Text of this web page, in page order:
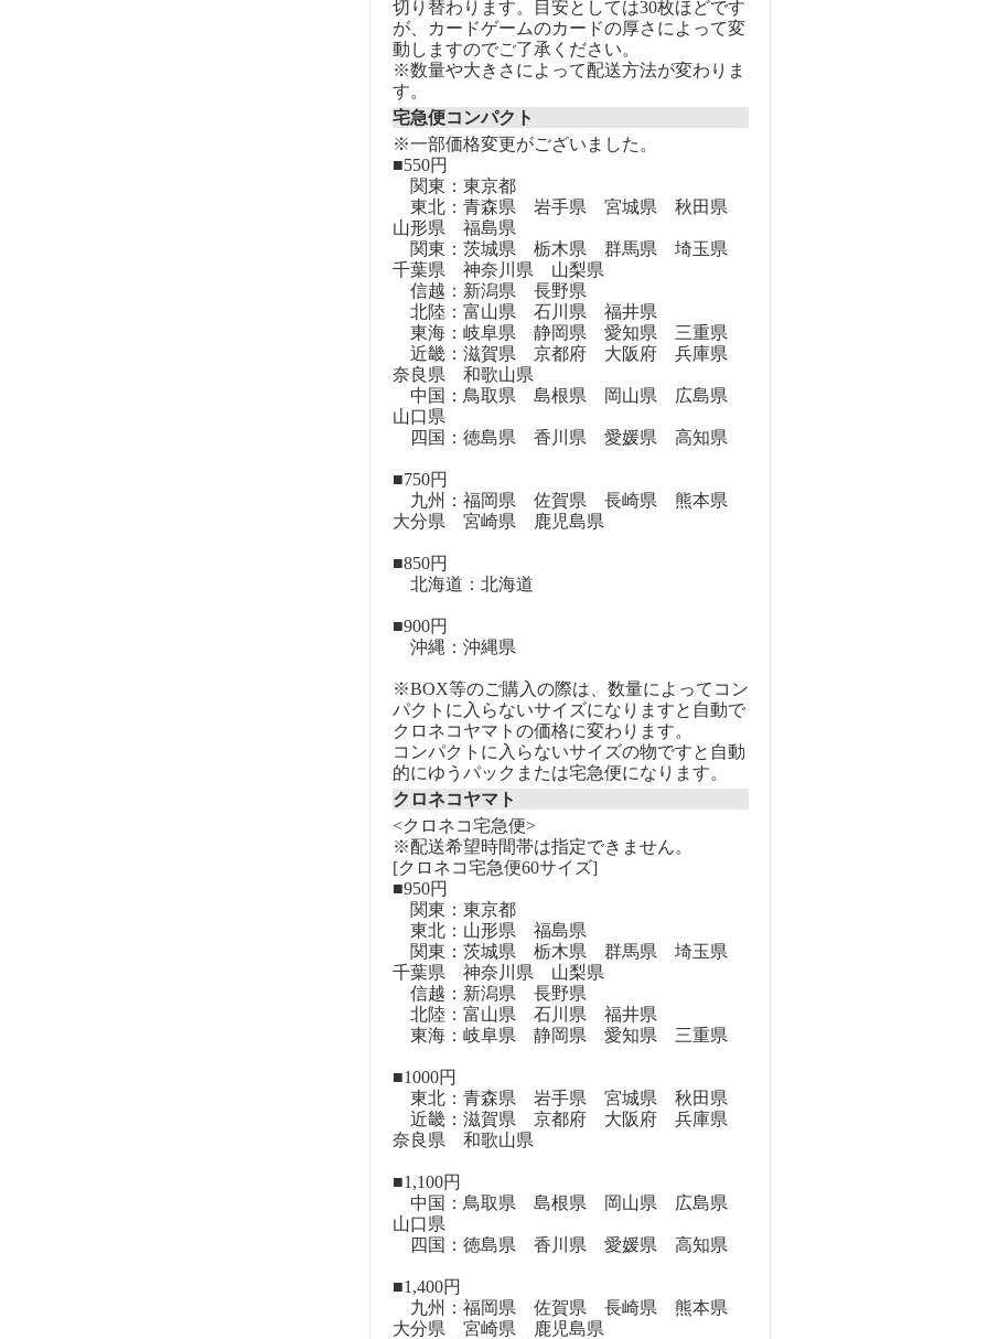
切り替わります。目安としては30枚ほどです
が、カードゲームのカードの厚さによって変
動しますのでご了承ください。
※数量や大きさによって配送方法が変わりま
す。
宅急便コンパクト
※一部価格変更がございました。
■550円
関東：東京都
東北：青森県 岩手県 宮城県 秋田県
山形県 福島県
関東：茨城県 栃木県 群馬県 埼玉県
千葉県 神奈川県 山梨県
信越：新潟県 長野県
北陸：富山県 石川県 福井県
東海：岐阜県 静岡県 愛知県 三重県
近畿：滋賀県 京都府 大阪府 兵庫県
奈良県 和歌山県
中国：鳥取県 島根県 岡山県 広島県
山口県
四国：徳島県 香川県 愛媛県 高知県
■750円
九州：福岡県 佐賀県 長崎県 熊本県
大分県 宮崎県 鹿児島県
■850円
北海道：北海道
■900円
沖縄：沖縄県
※BOX等のご購入の際は、数量によってコン
パクトに入らないサイズになりますと自動で
クロネコヤマトの価格に変わります。
コンパクトに入らないサイズの物ですと自動
的にゆうパックまたは宅急便になります。
クロネコヤマト
<クロネコ宅急便>
※配送希望時間帯は指定できません。
[クロネコ宅急便60サイズ]
■950円
関東：東京都
東北：山形県 福島県
関東：茨城県 栃木県 群馬県 埼玉県
千葉県 神奈川県 山梨県
信越：新潟県 長野県
北陸：富山県 石川県 福井県
東海：岐阜県 静岡県 愛知県 三重県
■1000円
東北：青森県 岩手県 宮城県 秋田県
近畿：滋賀県 京都府 大阪府 兵庫県
奈良県 和歌山県
■1,100円
中国：鳥取県 島根県 岡山県 広島県
山口県
四国：徳島県 香川県 愛媛県 高知県
■1,400円
九州：福岡県 佐賀県 長崎県 熊本県
大分県 宮崎県 鹿児島県